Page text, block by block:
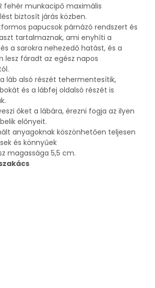
fehér munkacipő maximális
biztosít járás közben.
papucsok párnázó rendszert és
tartalmaznak, ami enyhíti a
a sarokra nehezedő hatást, és a
lesz fáradt az egész napos
láb alsó részét tehermentesítik,
és a lábfej oldalsó részét is
őket a lábára, érezni fogja az ilyen
előnyeit.
anyagoknak köszönhetően teljesen
és könnyűek
magassága 5,5 cm.